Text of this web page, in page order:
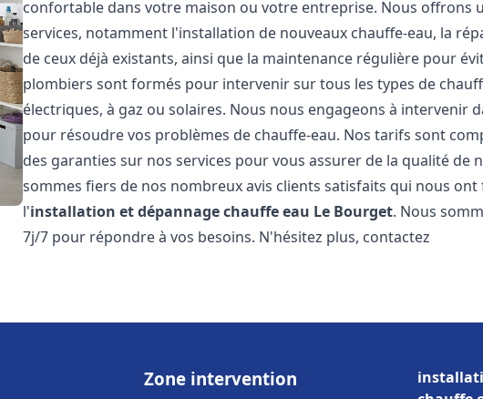
confortable dans votre maison ou votre entreprise. Nous offrons
services, notamment l'installation de nouveaux chauffe-eau, la
de ceux déjà existants, ainsi que la maintenance régulière pour
plombiers sont formés pour intervenir sur tous les types de
électriques, à gaz ou solaires. Nous nous engageons à intervenir
pour résoudre vos problèmes de chauffe-eau. Nos tarifs sont
des garanties sur nos services pour vous assurer de la qualité de
sommes fiers de nos nombreux avis clients satisfaits qui nous
l'installation et dépannage chauffe eau Le Bourget. Nous
7j/7 pour répondre à vos besoins. N'hésitez plus, contactez
Zone intervention